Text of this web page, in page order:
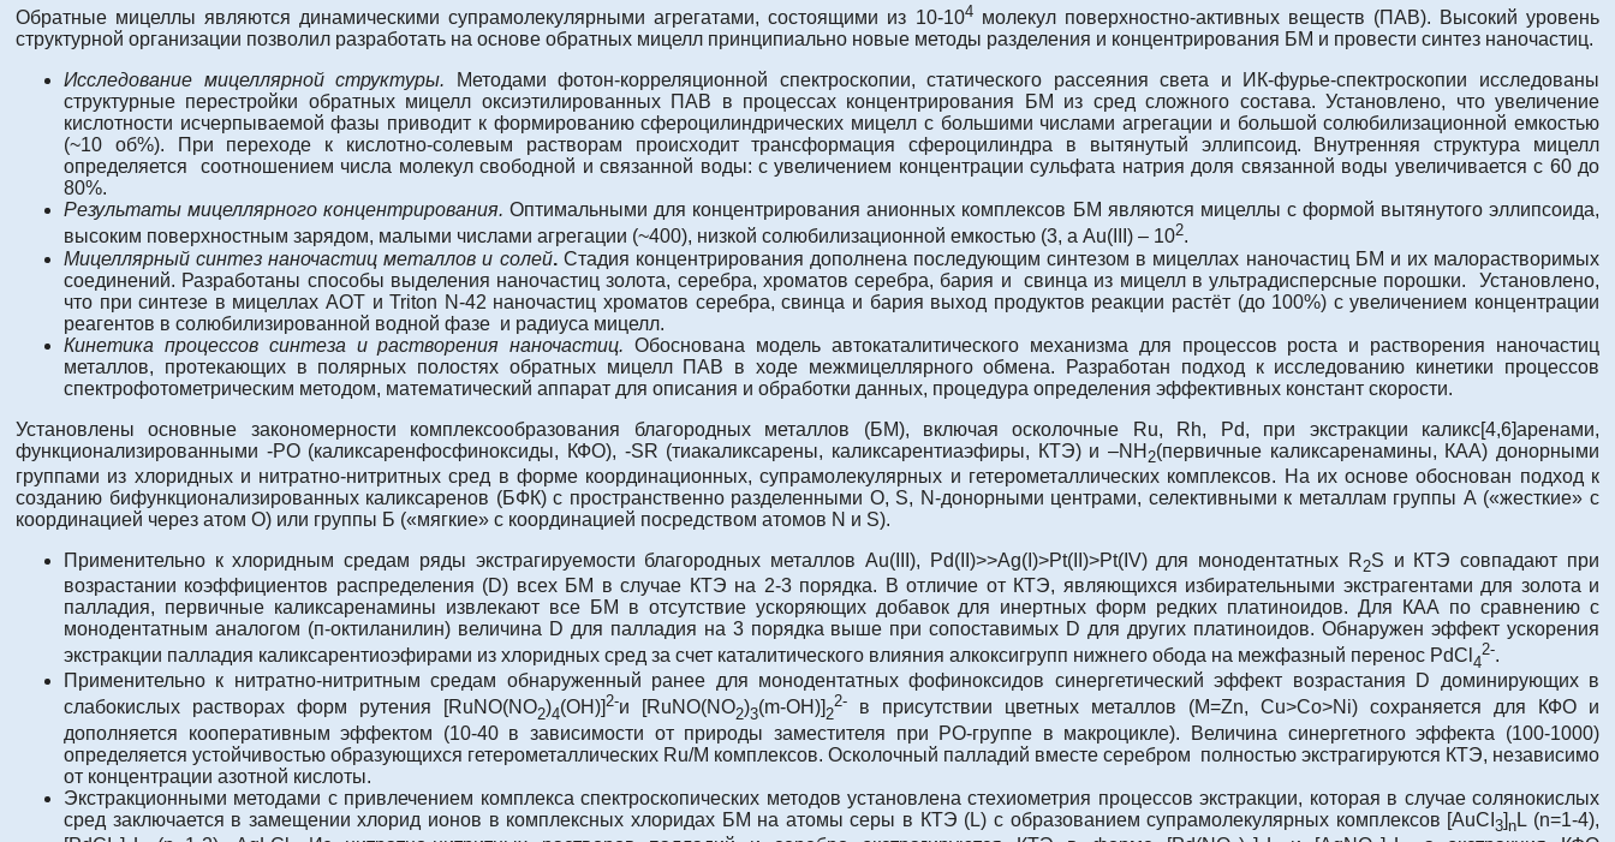
Обратные мицеллы являются динамическими супрамолекулярными агрегатами, состоящими из 10-104молекул поверхностно-активных веществ (ПАВ). Высокий уровень
структурной организации позволил разработать на основе обратных мицелл принципиально новые методы разделения и концентрирования БМ и провести синтез наночастиц.
Исследование мицеллярной структуры. Методами фотон-корреляционной спектроскопии, статического рассеяния света и ИК-фурье-спектроскопии исследованы
структурные перестройки обратных мицелл оксиэтилированных ПАВ в процессах концентрирования БМ из сред сложного состава. Установлено, что увеличение
кислотности исчерпываемой фазы приводит к формированию сфероцилиндрических мицелл с большими числами агрегации и большой солюбилизационной емкостью
(~10 об%). При переходе к кислотно-солевым растворам происходит трансформация сфероцилиндра в вытянутый эллипсоид. Внутренняя структура мицелл
определяется соотношением числа молекул свободной и связанной воды: с увеличением концентрации сульфата натрия доля связанной воды увеличивается с 60 до
80%.
Результаты мицеллярного концентрирования. Оптимальными для концентрирования анионных комплексов БМ являются мицеллы с формой вытянутого эллипсоида,
высоким поверхностным зарядом, малыми числами агрегации (~400), низкой солюбилизационной емкостью (3, а Au(III) – 102.
Мицеллярный синтез наночастиц металлов и солей.Стадия концентрирования дополнена последующим синтезом в мицеллах наночастиц БМ и их малорастворимых
соединений. Разработаны способы выделения наночастиц золота, серебра, хроматов серебра, бария и свинца из мицелл в ультрадисперсные порошки. Установлено,
что при синтезе в мицеллах АОТ и Triton N-42 наночастиц хроматов серебра, свинца и бария выход продуктов реакции растёт (до 100%) с увеличением концентрации
реагентов в солюбилизированной водной фазе и радиуса мицелл.
Кинетика процессов синтеза и растворения наночастиц. Обоснована модель автокаталитического механизма для процессов роста и растворения наночастиц
металлов, протекающих в полярных полостях обратных мицелл ПАВ в ходе межмицеллярного обмена. Разработан подход к исследованию кинетики процессов
спектрофотометрическим методом, математический аппарат для описания и обработки данных, процедура определения эффективных констант скорости.
Установлены основные закономерности комплексообразования благородных металлов (БМ), включая осколочные Ru, Rh, Pd, при экстракции каликс[4,6]аренами,
функционализированными -PO (каликсаренфосфиноксиды, КФО), -SR (тиакаликсарены, каликсарентиаэфиры, КТЭ) и –NH 2(первичные каликсаренамины, КАА) донорными
группами из хлоридных и нитратно-нитритных сред в форме координационных, супрамолекулярных и гетерометаллических комплексов. На их основе обоснован подход к
созданию бифункционализированных каликсаренов (БФК) с пространственно разделенными О, S, N-донорными центрами, селективными к металлам группы А («жесткие» с
координацией через атом О) или группы Б («мягкие» с координацией посредством атомов N и S).
Применительно к хлоридным средам ряды экстрагируемости благородных металлов Au(III), Pd(II)>>Ag(I)>Pt(II)>Pt(IV) для монодентатных R2S и КТЭ совпадают при
возрастании коэффициентов распределения (D) всех БМ в случае КТЭ на 2-3 порядка. В отличие от КТЭ, являющихся избирательными экстрагентами для золота и
палладия, первичные каликсаренамины извлекают все БМ в отсутствие ускоряющих добавок для инертных форм редких платиноидов. Для КАА по сравнению с
монодентатным аналогом (п-октиланилин) величина D для палладия на 3 порядка выше при сопоставимых D для других платиноидов. Обнаружен эффект ускорения
экстракции палладия каликсарентиоэфирами из хлоридных сред за счет каталитического влияния алкоксигрупп нижнего обода на межфазный перенос PdCl 4
2-.
Применительно к нитратно-нитритным средам обнаруженный ранее для монодентатных фофиноксидов синергетический эффект возрастания D доминирующих в
слабокислых растворах форм рутения [RuNO(NO2)4(OH)] 2-и [RuNO(NO2)3(m-OH)] 2
2- в присутствии цветных металлов (М=Zn, Cu>Co>Ni) сохраняется для КФО и
дополняется кооперативным эффектом (10-40 в зависимости от природы заместителя при РО-группе в макроцикле). Величина синергетного эффекта (100-1000)
определяется устойчивостью образующихся гетерометаллических Ru/M комплексов. Осколочный палладий вместе серебром полностью экстрагируются КТЭ, независимо
от концентрации азотной кислоты.
Экстракционными методами с привлечением комплекса спектроскопических методов установлена стехиометрия процессов экстракции, которая в случае солянокислых
сред заключается в замещении хлорид ионов в комплексных хлоридах БМ на атомы серы в КТЭ (L) c образованием супрамолекулярных комплексов [AuCI3]n L (n=1-4),